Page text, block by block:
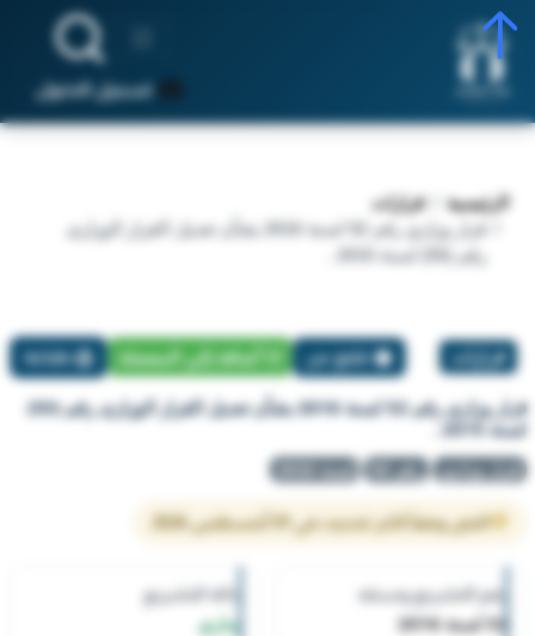
تسجيل الدخول
الرئيسية
قرارات
قرار وزاري رقم 52 لسنة 2016 بشأن تعديل القرار الوزارى
رقم (55) لسنة 2015 .
قرارات تبليغ عن أضافة إلي المفضلة طباعة
قرار وزاري رقم 52 لسنة 2016 بشأن تعديل القرار الوزارى رقم (55)
لسنة 2015 .
قرار وزاري رقم 52 لسنة 2016
النص وفقاً لآخر تحديث في 01 أغسطس 2026
رقم التشريع وسنته
52 لسنة 2016
حالة التشريع
ساري